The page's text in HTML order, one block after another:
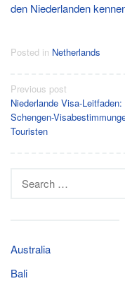
den Niederlanden
Posted in Netherlands
Post
navigation
Previous post
Niederlande Visa-Leitfaden:
Schengen-
Touristen
for:
Australia
Bali